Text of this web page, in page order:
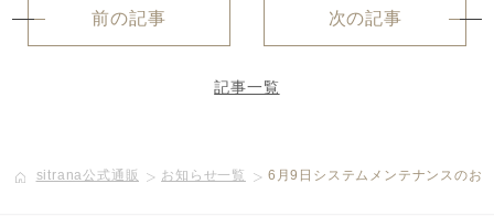
ベストコスメ受賞履歴
前の記事 次の記事
記事一覧
sitrana公式通販 お知らせ一覧 6月9日システムメンテナンスのお